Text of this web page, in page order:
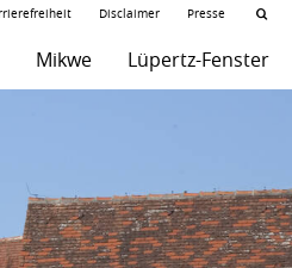
Disclaimer Presse
Mikwe Lüpertz-Fenster